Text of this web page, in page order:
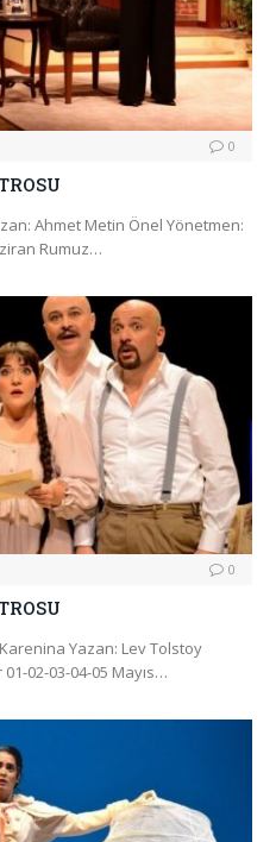
0
Ahmet Metin Önel Yönetmen:
Rumuz…
0
Karenina Yazan: Lev Tolstoy
02-03-04-05 Mayıs…